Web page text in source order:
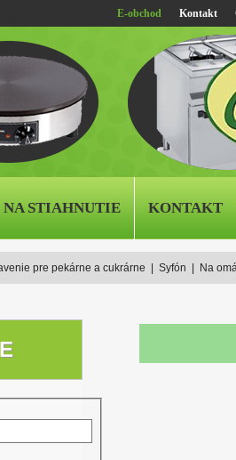
E-obchod Kontakt
NA STIAHNUTIE KONTAKT
pre pekárne a cukrárne Syfón Na